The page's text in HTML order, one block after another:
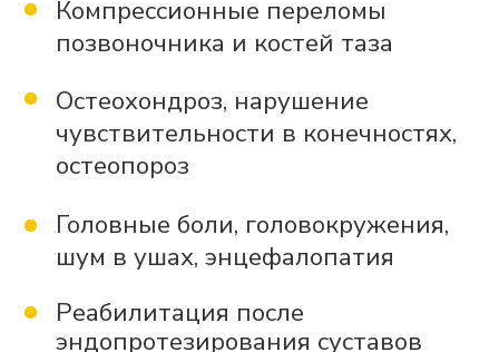
Артрозы и артриты плечевых,
локтевых, коленных и
Сколиозы разной степени
сложности, плоскостопие,
нарушение осанки
и связок коленного сустава,
хондромаляция
Реабилитация после
короновирусной инфекции